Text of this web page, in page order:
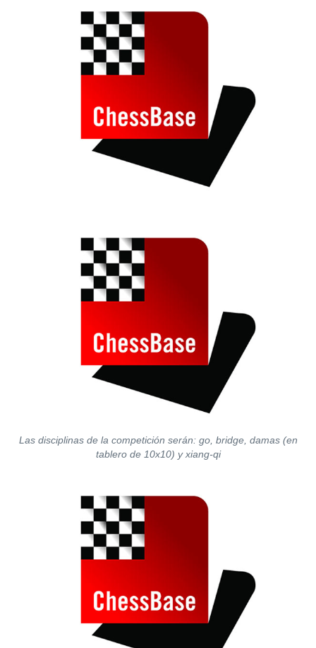
Las disciplinas de la competición serán: go, bridge, damas (en
tablero de 10x10) y xiang-qi